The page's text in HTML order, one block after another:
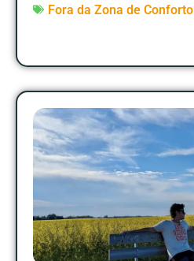
Fora da Zona de Conforto